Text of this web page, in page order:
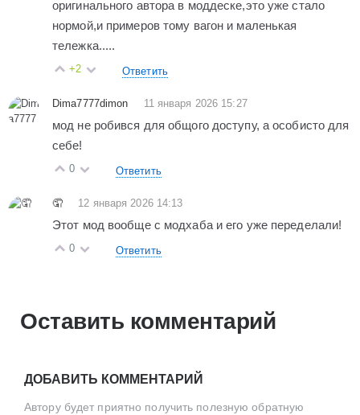
оригинального автора в моддеске,это уже стало
нормой,и примеров тому вагон и маленькая
тележка.....
+2 Ответить
Dima7777dimon 11 января 2026 15:27
мод не робився для общого доступу, а особисто для
себе!
0 Ответить
🤦 12 января 2026 14:13
Этот мод вообще с модхаба и его уже переделали!
0 Ответить
Оставить комментарий
ДОБАВИТЬ КОММЕНТАРИЙ
Автору будет приятно получить полезную обратную